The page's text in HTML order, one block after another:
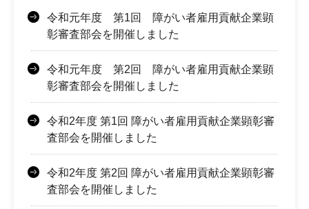
令和元年度 第1回 障がい者雇用貢献企業顕
彰審査部会を開催しました
令和元年度 第2回 障がい者雇用貢献企業顕
彰審査部会を開催しました
令和2年度 第1回 障がい者雇用貢献企業顕彰審
査部会を開催しました
令和2年度 第2回 障がい者雇用貢献企業顕彰審
査部会を開催しました